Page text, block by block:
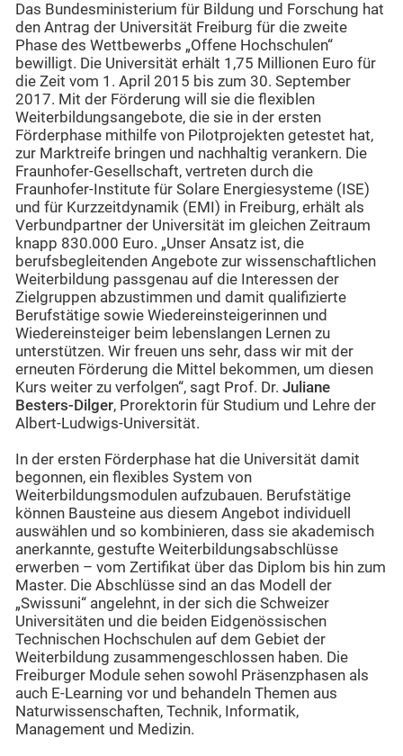
Das Bundesministerium für Bildung und Forschung hat
den Antrag der Universität Freiburg für die zweite
Phase des Wettbewerbs „Offene Hochschulen“
bewilligt. Die Universität erhält 1,75 Millionen Euro für
die Zeit vom 1. April 2015 bis zum 30. September
2017. Mit der Förderung will sie die flexiblen
Weiterbildungsangebote, die sie in der ersten
Förderphase mithilfe von Pilotprojekten getestet hat,
zur Marktreife bringen und nachhaltig verankern. Die
Fraunhofer-Gesellschaft, vertreten durch die
Fraunhofer-Institute für Solare Energiesysteme (ISE)
und für Kurzzeitdynamik (EMI) in Freiburg, erhält als
Verbundpartner der Universität im gleichen Zeitraum
knapp 830.000 Euro. „Unser Ansatz ist, die
berufsbegleitenden Angebote zur wissenschaftlichen
Weiterbildung passgenau auf die Interessen der
Zielgruppen abzustimmen und damit qualifizierte
Berufstätige sowie Wiedereinsteigerinnen und
Wiedereinsteiger beim lebenslangen Lernen zu
unterstützen. Wir freuen uns sehr, dass wir mit der
erneuten Förderung die Mittel bekommen, um diesen
Kurs weiter zu verfolgen“, sagt Prof. Dr. Juliane
Besters-Dilger, Prorektorin für Studium und Lehre der
Albert-Ludwigs-Universität.
In der ersten Förderphase hat die Universität damit
begonnen, ein flexibles System von
Weiterbildungsmodulen aufzubauen. Berufstätige
können Bausteine aus diesem Angebot individuell
auswählen und so kombinieren, dass sie akademisch
anerkannte, gestufte Weiterbildungsabschlüsse
erwerben – vom Zertifikat über das Diplom bis hin zum
Master. Die Abschlüsse sind an das Modell der
„Swissuni“ angelehnt, in der sich die Schweizer
Universitäten und die beiden Eidgenössischen
Technischen Hochschulen auf dem Gebiet der
Weiterbildung zusammengeschlossen haben. Die
Freiburger Module sehen sowohl Präsenzphasen als
auch E-Learning vor und behandeln Themen aus
Naturwissenschaften, Technik, Informatik,
Management und Medizin.